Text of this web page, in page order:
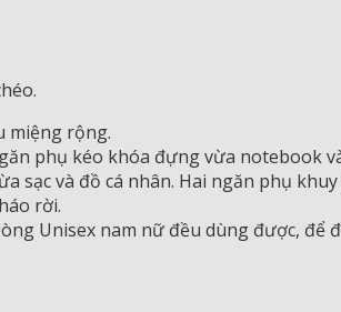
miệng rộng.
phụ kéo khóa đựng vừa notebook
sạc và đồ cá nhân. Hai ngăn phụ
rời.
Unisex nam nữ đều dùng được,